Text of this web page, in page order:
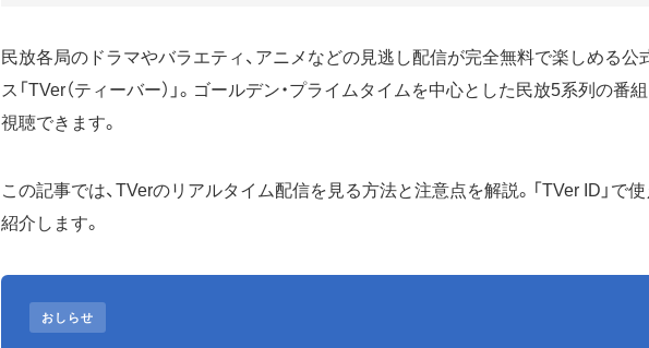
民放各局のドラマやバラエティ、アニメなどの見逃し配信が完全無料で楽しめる公
ス「TVer（ティーバー）」。ゴールデン・プライムタイムを中心とした民放5系列の番
視聴できます。
この記事では、TVerのリアルタイム配信を見る方法と注意点を解説。「TVer ID」で
紹介します。
おしらせ